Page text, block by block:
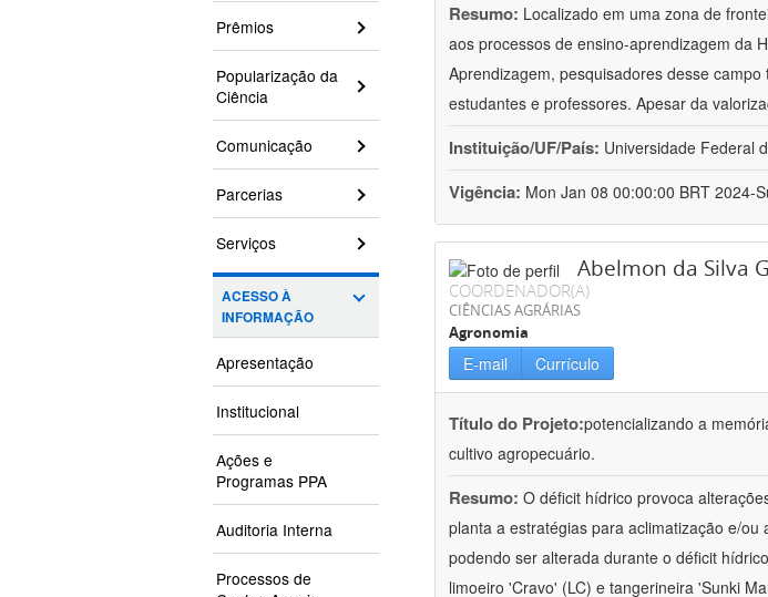
Prêmios
Popularização da
Ciência
Comunicação
Parcerias
Serviços
ACESSO À
INFORMAÇÃO
Apresentação
Institucional
Ações e
Programas PPA
Auditoria Interna
Processos de
Resumo: Localizado em uma zona de
aos processos de ensino-aprendizagem da
Aprendizagem, pesquisadores desse
estudantes e professores. Apesar da
Instituição/UF/País: Universidade Federal
Vigência: Mon Jan 08 00:00:00 BRT 2024-
Abelmon da Silva
COORDENADOR(A)
CIÊNCIAS AGRÁRIAS
Agronomia
E-mail Currículo
Título do Projeto:potencializando a
cultivo agropecuário.
Resumo: O déficit hídrico provoca
planta a estratégias para aclimatização e/
podendo ser alterada durante o déficit
limoeiro 'Cravo' (LC) e tangerineira 'Sunki